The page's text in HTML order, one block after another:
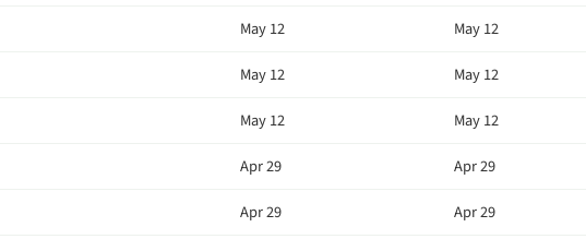
May 12 May 12
May 12 May 12
May 12 May 12
Apr 29 Apr 29
Apr 29 Apr 29